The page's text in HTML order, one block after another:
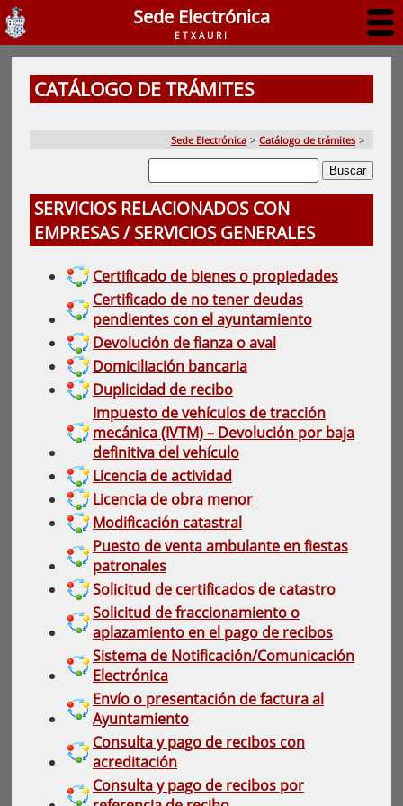
Sede Electrónica
ETXAURI
CATÁLOGO DE TRÁMITES
Sede Electrónica > Catálogo de trámites >
SERVICIOS RELACIONADOS CON
EMPRESAS / SERVICIOS GENERALES
Certificado de bienes o propiedades
Certificado de no tener deudas
pendientes con el ayuntamiento
Devolución de fianza o aval
Domiciliación bancaria
Duplicidad de recibo
Impuesto de vehículos de tracción
mecánica (IVTM) – Devolución por baja
definitiva del vehículo
Licencia de actividad
Licencia de obra menor
Modificación catastral
Puesto de venta ambulante en fiestas
patronales
Solicitud de certificados de catastro
Solicitud de fraccionamiento o
aplazamiento en el pago de recibos
Sistema de Notificación/Comunicación
Electrónica
Envío o presentación de factura al
Ayuntamiento
Consulta y pago de recibos con
acreditación
Consulta y pago de recibos por